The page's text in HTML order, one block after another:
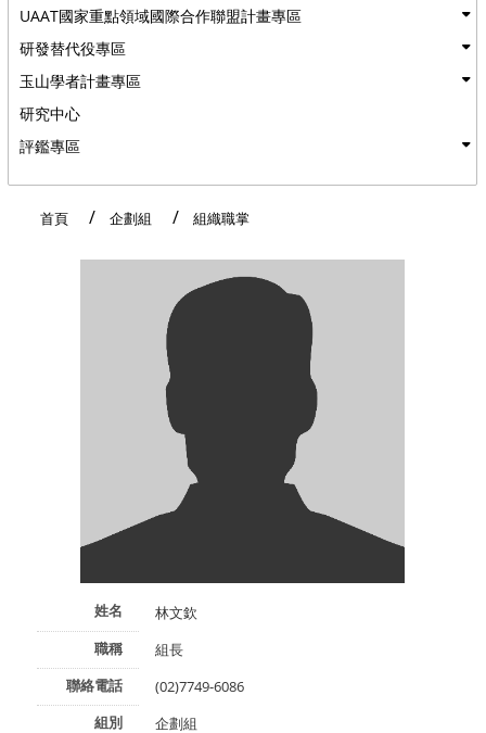
UAAT國家重點領域國際合作聯盟計畫專區
研發替代役專區
玉山學者計畫專區
研究中心
評鑑專區
首頁 企劃組 組織職掌
姓名
林文欽
職稱
組長
聯絡電話
(02)7749-6086
組別
企劃組